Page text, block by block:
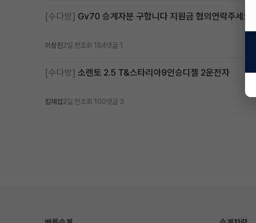
[수다방] Gv70 승계자분 구합니다 지원금 협의연락주세요
이상진2일 전조회 184댓글 1
[수다방] 소렌토 2.5 T&스타리아9인승디젤 2운전자
킴재섭2일 전조회 100댓글 3